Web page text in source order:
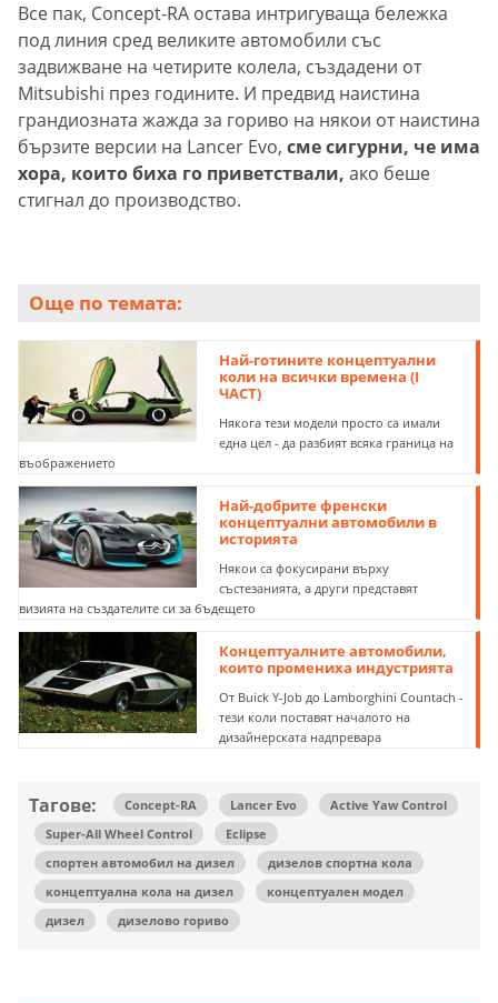
Все пак, Concept-RA остава интригуваща бележка
под линия сред великите автомобили със
задвижване на четирите колела, създадени от
Mitsubishi през годините. И предвид наистина
грандиозната жажда за гориво на някои от наистина
бързите версии на Lancer Evo, сме сигурни, че има
хора, които биха го приветствали, ако беше
стигнал до производство.
Още по темата:
Най-готините концептуални
коли на всички времена (I
ЧАСТ)
Някога тези модели просто са имали
една цел - да разбият всяка граница на
въображението
Най-добрите френски
концептуални автомобили в
историята
Някои са фокусирани върху
състезанията, а други представят
визията на създателите си за бъдещето
Концептуалните автомобили,
които промениха индустрията
От Buick Y-Job до Lamborghini Countach -
тези коли поставят началото на
дизайнерската надпревара
Тагове: Concept-RA Lancer Evo
Active Yaw Control
Super-All Wheel Control
Eclipse
спортен автомобил на дизел
дизелов спортна кола
концептуална кола на дизел
концептуален модел
дизел
дизелово гориво